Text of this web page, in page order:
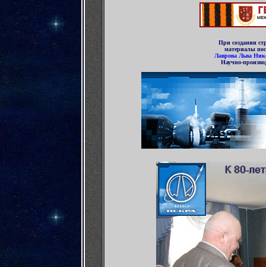
При создании
материалы
Лаврова Льва
Научно-